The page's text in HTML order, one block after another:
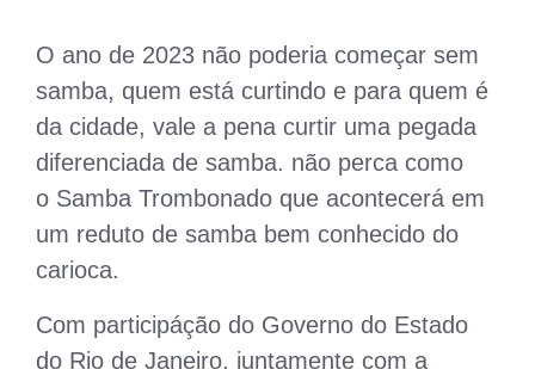
O ano de 2023 não poderia começar sem
samba, quem está curtindo e para quem é
da cidade, vale a pena curtir uma pegada
diferenciada de samba. não perca como
o Samba Trombonado que acontecerá em
um reduto de samba bem conhecido do
carioca.
Com participáção do Governo do Estado
do Rio de Janeiro, juntamente com a